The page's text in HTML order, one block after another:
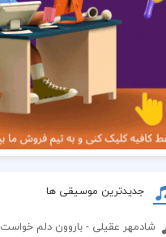
جدیدترین موسیقی ها
شادمهر عقیلی - باروون دلم خواست